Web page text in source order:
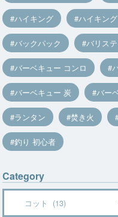
ハイキング ハイキン
バックパック バリス
バーベキュー コンロ
バーベキュー 炭 バー
ランタン 焚き火
釣り 初心者
Category
Category